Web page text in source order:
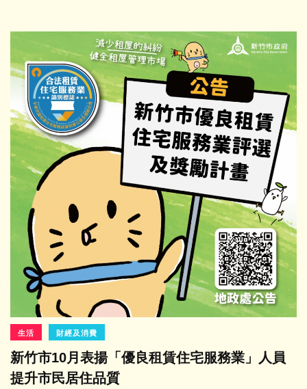
生活 財經及消費
新竹市10月表揚「優良租賃住宅服務業」人員
提升市民居住品質